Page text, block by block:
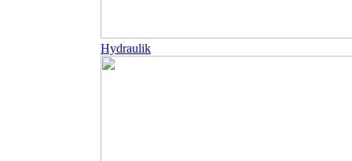
Hydraulik